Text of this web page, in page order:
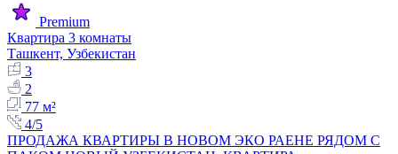
Premium
Квартира 3 комнаты
Ташкент, Узбекистан
3
2
77 м²
4/5
ПРОДАЖА КВАРТИРЫ В НОВОМ ЭКО РАЕНЕ РЯДОМ С